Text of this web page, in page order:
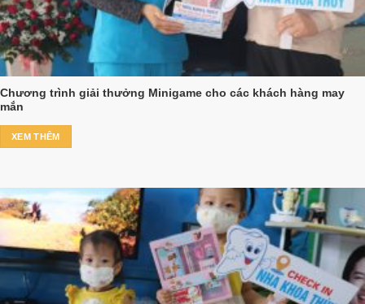
Chương trình giải thưởng Minigame cho các khách hàng may
mắn
XEM THÊM